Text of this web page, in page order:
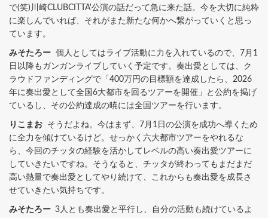
で(笑)川崎CLUBCITTA'公演の話だって急に来た話。今を大切に純粋
に楽しんでいれば、それがまた新たな何かへ繋がっていくと思っ
ています。
みそたろー 個人としてはライブ活動に力を入れているので、7月1
日以降もガンガンライブしていく予定です。奏出愛としては、ク
ラウドファンディングで「400万円の目標額を達成したら、2026
年に奏出愛として全国6大都市を回るツアーを開催」と公約を掲げ
ているし、その公約達成の暁には全国ツアーを行います。
りこまお そうだよね。今はまず、7月1日の公演を成功へ導くため
に全力を傾けているけど。せっかく六大都市ツアーをやれるな
ら、今回のチッタの経験を活かしてレベルの高い奏出愛ツアーに
していきたいですね。そうなると、チッタが終わってもまだまだ
高い熱量で奏出愛としてやり続けて、これからも奏出愛を成長さ
せていきたい気持ちです。
みそたろー 3人とも奏出愛と平行し、自分の活動も続けているよ